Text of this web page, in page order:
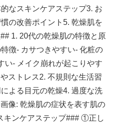
なスキンケアステップ3. お
の改善ポイント5. 乾燥肌を
1. 20代の乾燥肌の特徴と原
徴- カサつきやすい- 化粧の
い- メイク崩れが起こりやす
ストレス2. 不規則な生活習
よる目元の乾燥4. 過度な洗
像: 乾燥肌の症状を表す肌の
キンケアステップ### ①正し